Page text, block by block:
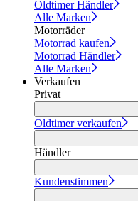
Oldtimer Händler
Alle Marken
Motorräder
Motorrad kaufen
Motorrad Händler
Alle Marken
Verkaufen
Privat
Oldtimer verkaufen
Händler
Kundenstimmen